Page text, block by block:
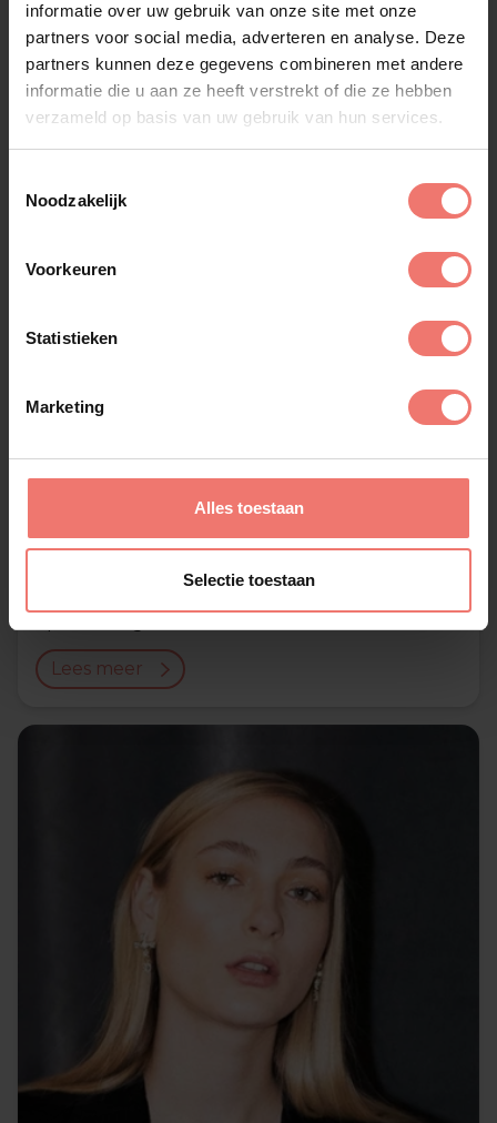
informatie over uw gebruik van onze site met onze
partners voor social media, adverteren en analyse. Deze
partners kunnen deze gegevens combineren met andere
informatie die u aan ze heeft verstrekt of die ze hebben
verzameld op basis van uw gebruik van hun services.
Noodzakelijk
Voorkeuren
Statistieken
Marketing
Alles toestaan
Selectie toestaan
Alle artiesten
Lees meer